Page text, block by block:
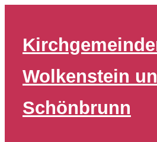
springen
Wolkenstein
Schönbrunn